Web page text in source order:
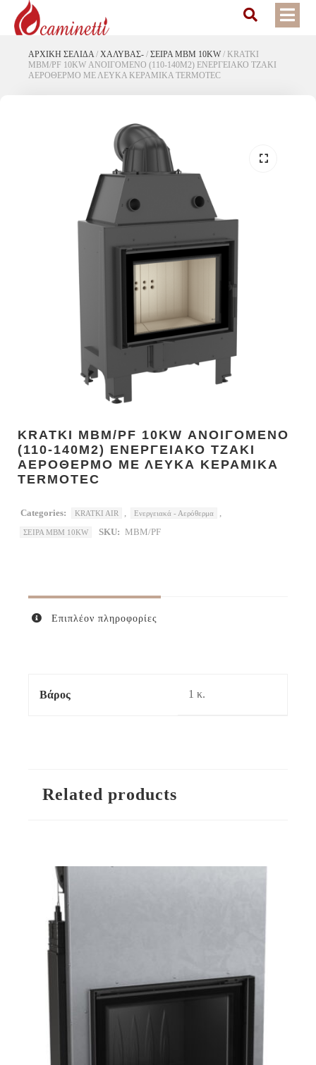
ΑΡΧΙΚΉ ΣΕΛΊΔΑ / ΧΑΛΥΒΑΣ- / ΣΕΙΡΑ MBM 10KW / KRATKI
MBM/PF 10KW ΑΝΟΙΓΟΜΕΝΟ (110-140M2) ΕΝΕΡΓΕΙΑΚΟ ΤΖΑΚΙ
ΑΕΡΟΘΕΡΜΟ ΜΕ ΛΕΥΚΑ ΚΕΡΑΜΙΚΑ TERMOTEC
KRATKI MBM/PF 10KW ΑΝΟΙΓΟΜΕΝΟ
(110-140M2) ΕΝΕΡΓΕΙΑΚΟ ΤΖΑΚΙ
ΑΕΡΟΘΕΡΜΟ ΜΕ ΛΕΥΚΑ ΚΕΡΑΜΙΚΑ
TERMOTEC
Categories: KRATKI AIR , Ενεργειακά - Αερόθερμα ,
ΣΕΙΡΑ MBM 10KW SKU: MBM/PF
Επιπλέον πληροφορίες
Βάρος 1 κ.
Related products